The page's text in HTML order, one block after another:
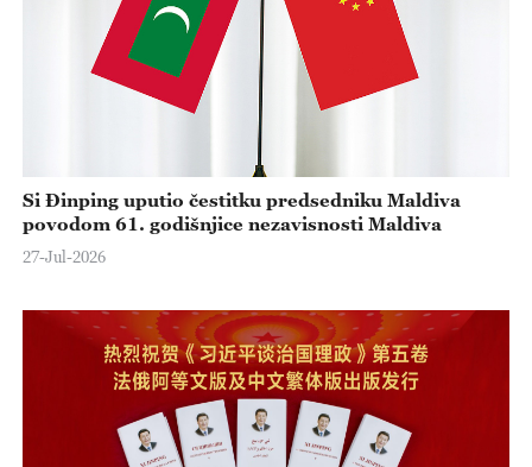
Si Đinping uputio čestitku predsedniku Maldiva
povodom 61. godišnjice nezavisnosti Maldiva
27-Jul-2026